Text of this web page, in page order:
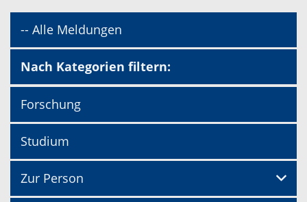
-- Alle Meldungen
Nach Kategorien filtern:
Forschung
Studium
Zur Person